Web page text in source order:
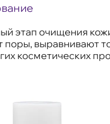
этап очищения
поры, выравнивают
косметических